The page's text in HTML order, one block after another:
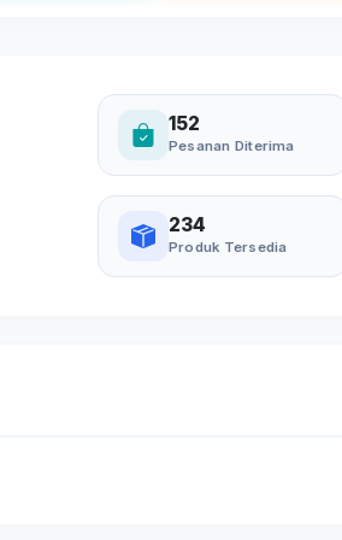
152
Pesanan Diterima
234
Produk Tersedia